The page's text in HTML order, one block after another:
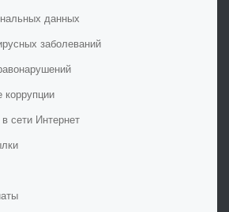
данных
заболеваний
коррупции
сети Интернет